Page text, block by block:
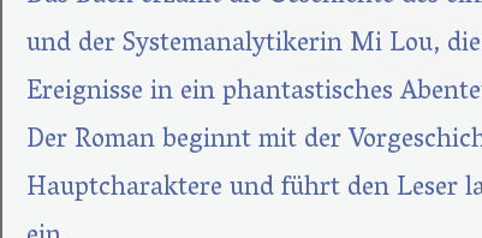
und der Systemanalytikerin Mi Lou,
Ereignisse in ein phantastisches
Der Roman beginnt mit der
Hauptcharaktere und führt den Leser